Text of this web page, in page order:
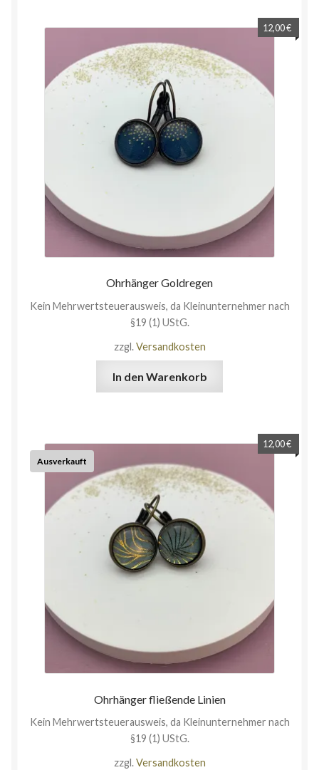
Ohrhänger Goldregen
12,00€
Kein Mehrwertsteuerausweis, da Kleinunternehmer nach
§19 (1) UStG.
zzgl.Versandkosten
In den Warenkorb
Ausverkauft
Ohrhänger fließende Linien
12,00€
Kein Mehrwertsteuerausweis, da Kleinunternehmer nach
§19 (1) UStG.
zzgl.Versandkosten